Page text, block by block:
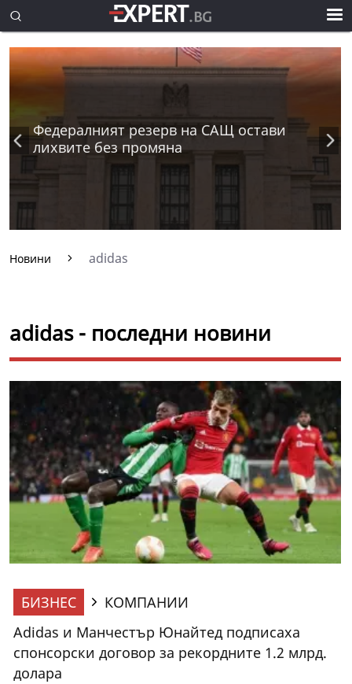
Федералният резерв на САЩ остави
лихвите без промяна
Новини adidas
adidas - последни новини
БИЗНЕС
КОМПАНИИ
Adidas и Манчестър Юнайтед подписаха
спонсорски договор за рекордните 1.2 млрд.
долара